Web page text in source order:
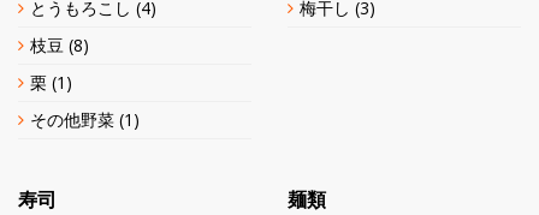
とうもろこし (4)
枝豆 (8)
栗 (1)
その他野菜 (1)
梅干し (3)
寿司 麺類